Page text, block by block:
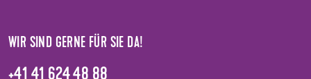
WIR SIND GERNE FÜR SIE DA!